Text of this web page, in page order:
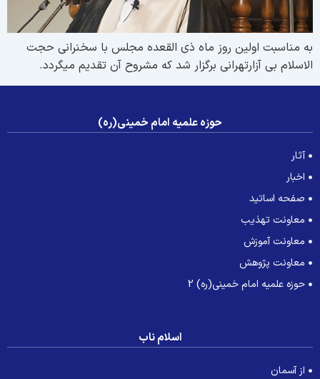
مناسبت اولین روز ماه ذی القعده مجلس با سخنرانی حجت
بی آزارتهرانی برگزار شد که مشروح آن تقدیم میگردد.
حوزه علمیه امام خمینی(ره)
آثار
اخبار
صفحه اساتید
معاونت تهذیب
معاونت آموزش
معاونت پژوهش
حوزه علمیه امام خمینی(ره) 2
اسلام ناب
از آسمان